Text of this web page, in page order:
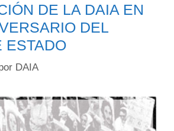
DE LA DAIA EN
DEL
ESTADO
DAIA